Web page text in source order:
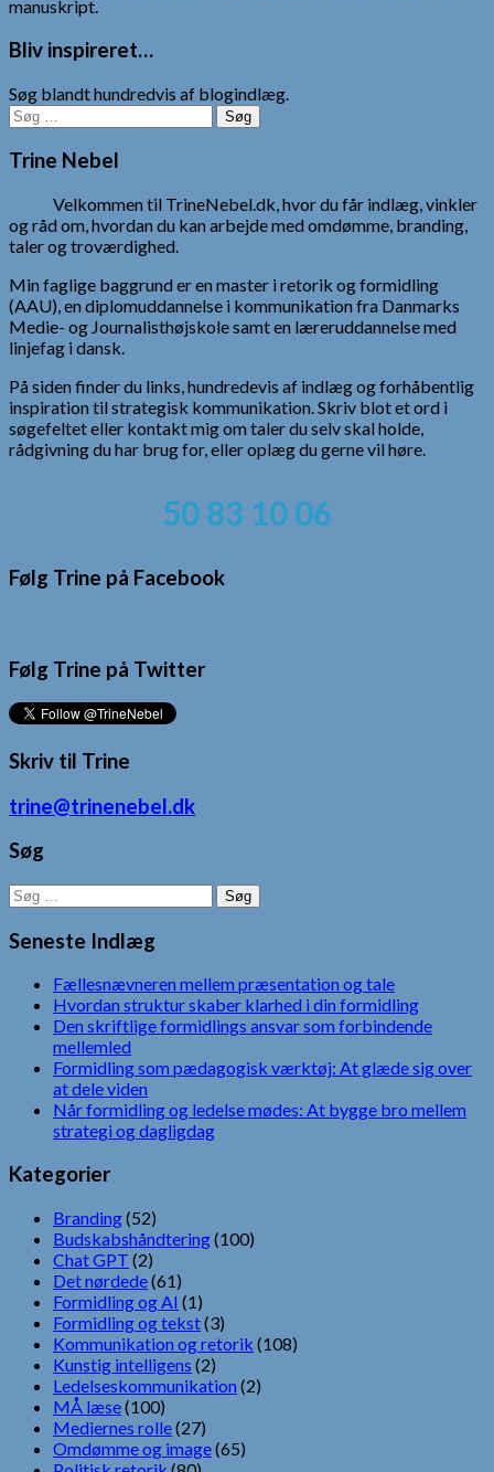
manuskript.
Bliv inspireret…
Søg blandt hundredvis af blogindlæg.
Søg
efter:
Trine Nebel
Velkommen til TrineNebel.dk, hvor du får indlæg, vinkler
og råd om, hvordan du kan arbejde med omdømme, branding,
taler og troværdighed.
Min faglige baggrund er en master i retorik og formidling
(AAU), en diplomuddannelse i kommunikation fra Danmarks
Medie- og Journalisthøjskole samt en læreruddannelse med
linjefag i dansk.
På siden finder du links, hundredevis af indlæg og forhåbentlig
inspiration til strategisk kommunikation. Skriv blot et ord i
søgefeltet eller kontakt mig om taler du selv skal holde,
rådgivning du har brug for, eller oplæg du gerne vil høre.
50 83 10 06
Følg Trine på Facebook
Følg Trine på Twitter
Skriv til Trine
trine@trinenebel.dk
Søg
Søg
efter:
Seneste Indlæg
Fællesnævneren mellem præsentation og tale
Hvordan struktur skaber klarhed i din formidling
Den skriftlige formidlings ansvar som forbindende
mellemled
Formidling som pædagogisk værktøj: At glæde sig over
at dele viden
Når formidling og ledelse mødes: At bygge bro mellem
strategi og dagligdag
Kategorier
Branding(52)
Budskabshåndtering(100)
Chat GPT (2)
Det nørdede(61)
Formidling og AI (1)
Formidling og tekst(3)
Kommunikation og retorik (108)
Kunstig intelligens (2)
Ledelseskommunikation (2)
MÅ læse(100)
Mediernes rolle(27)
Omdømme og image(65)